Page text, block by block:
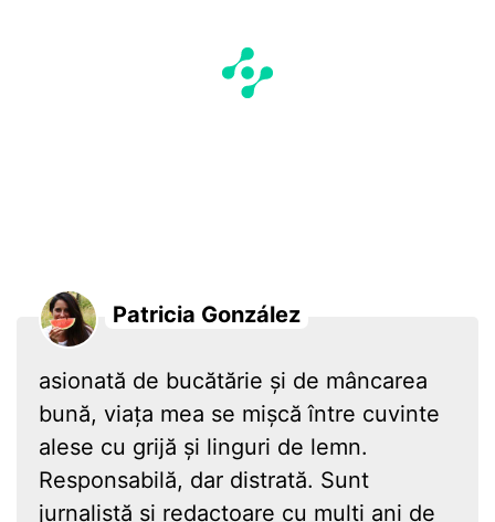
Patricia González
asionată de bucătărie și de mâncarea
bună, viața mea se mișcă între cuvinte
alese cu grijă și linguri de lemn.
Responsabilă, dar distrată. Sunt
jurnalistă și redactoare cu mulți ani de